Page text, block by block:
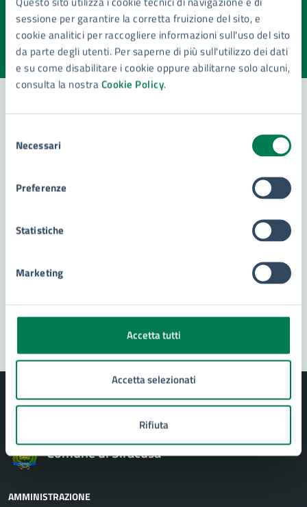
sessione per garantire la corretta fruizione del sito, e
cookie analitici per raccogliere informazioni sull'uso del sito
da parte degli utenti. Per saperne di più sull'utilizzo dei dati
e su come disabilitare i cookie oppure abilitarne solo alcuni,
consulta la nostraCookie Policy.
delNecessari
Preferenze
Statistiche
Marketing
Accetta tutti
Accetta selezionati
Rifiuta
pagina?
Valuta la chiarezza delle informazioni (da 1 a 5 stelle)
Seleziona il numero di stelle per valutare la chiarezza delle
Valuta 5 stelle su 5
Valuta 4 stelle su 5
Valuta 3 stelle su 5
Valuta 2 stelle su 5
Valuta 1 stelle su 5
Contatta il comune
Richiedi assistenza
Problemi in città
Segnala disservizio
Comune di Siracusa
AMMINISTRAZIONE